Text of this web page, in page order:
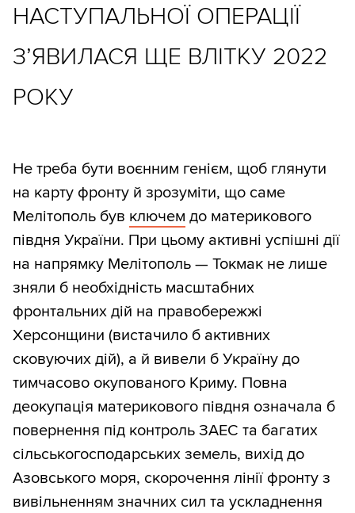
НАСТУПАЛЬНОЇ ОПЕРАЦІЇ
З’ЯВИЛАСЯ ЩЕ ВЛІТКУ 2022
РОКУ
Не треба бути воєнним генієм, щоб глянути
на карту фронту й зрозуміти, що саме
Мелітополь був ключем до материкового
півдня України. При цьому активні успішні дії
на напрямку Мелітополь — Токмак не лише
зняли б необхідність масштабних
фронтальних дій на правобережжі
Херсонщини (вистачило б активних
сковуючих дій), а й вивели б Україну до
тимчасово окупованого Криму. Повна
деокупація материкового півдня означала б
повернення під контроль ЗАЕС та багатих
сільськогосподарських земель, вихід до
Азовського моря, скорочення лінії фронту з
вивільненням значних сил та ускладнення